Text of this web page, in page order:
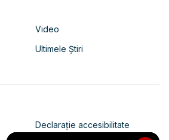
Video
Ultimele Știri
Declarație accesibilitate